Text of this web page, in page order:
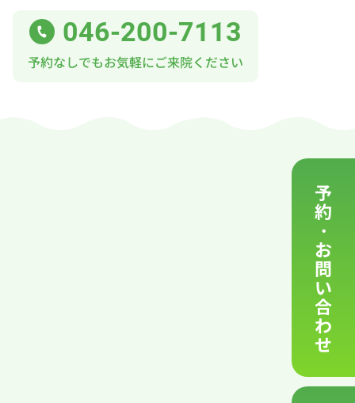
046-200-7113
予約なしでもお気軽にご来院ください
予
約
・
お
問
い
合
わ
せ